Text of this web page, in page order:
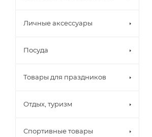
Личные аксессуары
Посуда
Товары для праздников
Отдых, туризм
Спортивные товары